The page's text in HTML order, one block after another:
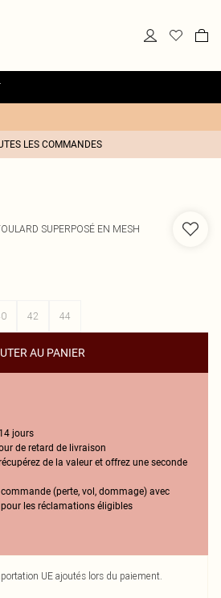
LES COMMANDES
SUPERPOSÉ EN MESH
42 44
AU PANIER
jours
de retard de livraison
de la valeur et offrez une seconde
(perte, vol, dommage) avec
les réclamations éligibles
UE ajoutés lors du paiement.